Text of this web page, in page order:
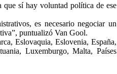
sí hay voluntad política de ese
es necesario negociar un
puntualizó Van Gool.
Eslovaquia, Eslovenia, España,
Luxemburgo, Malta, Países